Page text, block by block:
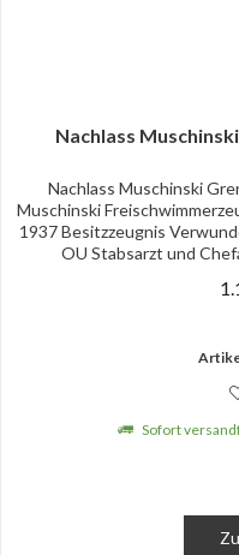
Nachlass
Nachlass Muschinski
Muschinski
1937 Besitzzeugnis
OU Stabsarzt und
Sofort